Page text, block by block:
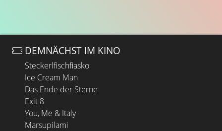
DEMNÄCHST IM KINO
Steckerlfischfiasko
Ice Cream Man
Das Ende der Sterne
Exit 8
You, Me & Italy
Marsupilami